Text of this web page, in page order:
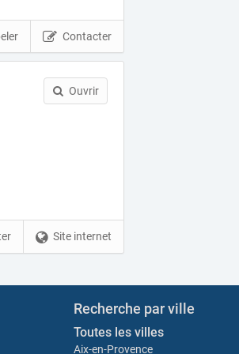
Contacter
Ouvrir
Site internet
Recherche par ville
Toutes les villes
Aix-en-Provence